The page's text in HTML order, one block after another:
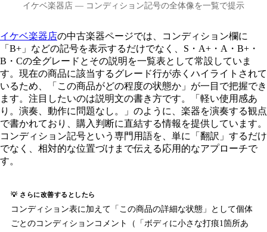
イケベ楽器店 — コンディション記号の全体像を一覧で提示
イケベ楽器店の中古楽器ページでは、コンディション欄に
「B+」などの記号を表示するだけでなく、S・A+・A・B+・
B・Cの全グレードとその説明を一覧表として常設していま
す。現在の商品に該当するグレード行が赤くハイライトされて
いるため、「この商品がどの程度の状態か」が一目で把握でき
ます。注目したいのは説明文の書き方です。「軽い使用感あ
り。演奏、動作に問題なし。」のように、楽器を演奏する観点
で書かれており、購入判断に直結する情報を提供しています。
コンディション記号という専門用語を、単に「翻訳」するだけ
でなく、相対的な位置づけまで伝える応用的なアプローチで
す。
💡 さらに改善するとしたら
コンディション表に加えて「この商品の詳細な状態」として個体
ごとのコンディションコメント（「ボディに小さな打痕1箇所あ